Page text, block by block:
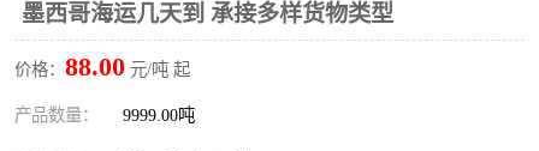
墨西哥海运几天到 承接多样货物类型
价格： 88.00 元/吨 起
产品数量： 9999.00吨